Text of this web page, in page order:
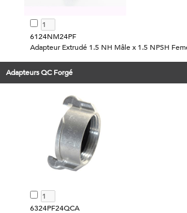
6124NM24PF
Adapteur Extrudé 1.5 NH Mâle x 1.5 NPSH
Adapteurs QC Forgé
6324PF24QCA